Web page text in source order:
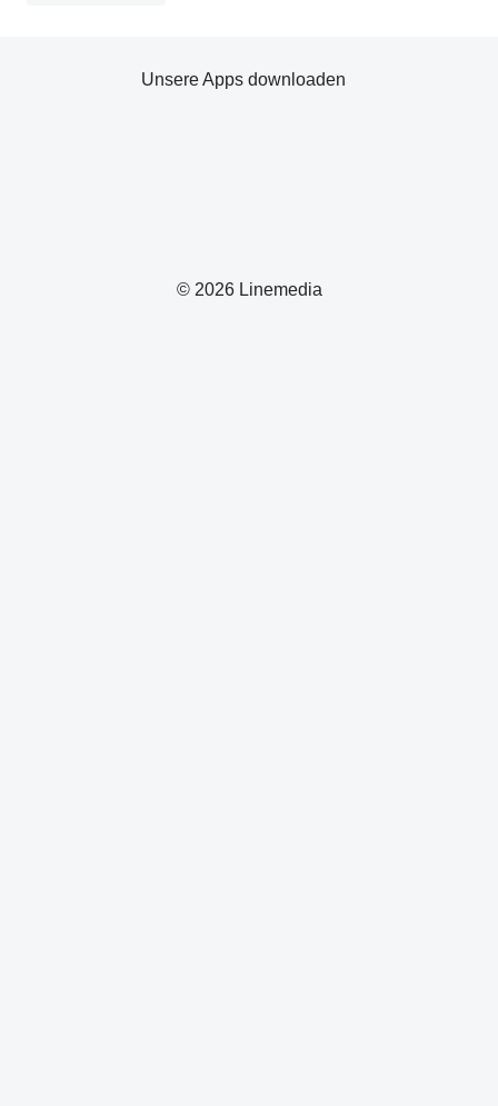
© 2026 Linemedia
Unsere Apps downloaden